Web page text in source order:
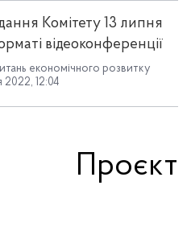
Комітету 13 липня
відеоконференції
економічного розвитку
2022, 12:04
Проєкт